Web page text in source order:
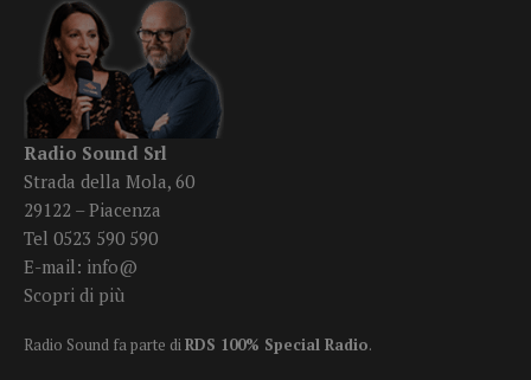
Radio Sound Srl
Strada della Mola, 60
29122 – Piacenza
Tel 0523 590 590
E-mail: info@
Scopri di più
Radio Sound fa parte diRDS 100% Special Radio.